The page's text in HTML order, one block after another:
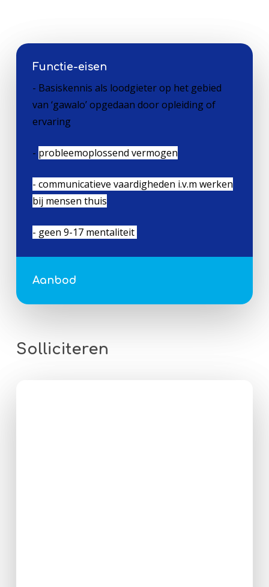
Functie-eisen
- Basiskennis als loodgieter op het gebied
van ‘gawalo’ opgedaan door opleiding of
ervaring
- probleemoplossend vermogen
- communicatieve vaardigheden i.v.m werken
bij mensen thuis
- geen 9-17 mentaliteit
Aanbod
Solliciteren